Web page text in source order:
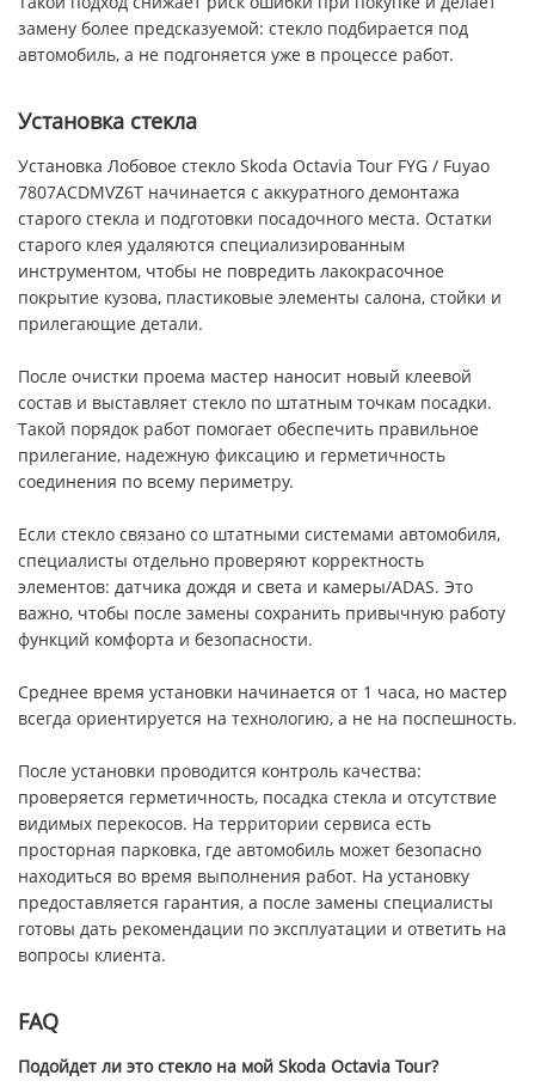
замену более предсказуемой: стекло подбирается под
автомобиль, а не подгоняется уже в процессе работ.
Установка стекла
Установка Лобовое стекло Skoda Octavia Tour FYG / Fuyao
7807ACDMVZ6T начинается с аккуратного демонтажа
старого стекла и подготовки посадочного места. Остатки
старого клея удаляются специализированным
инструментом, чтобы не повредить лакокрасочное
покрытие кузова, пластиковые элементы салона, стойки и
прилегающие детали.
После очистки проема мастер наносит новый клеевой
состав и выставляет стекло по штатным точкам посадки.
Такой порядок работ помогает обеспечить правильное
прилегание, надежную фиксацию и герметичность
соединения по всему периметру.
Если стекло связано со штатными системами автомобиля,
специалисты отдельно проверяют корректность
элементов: датчика дождя и света и камеры/ADAS. Это
важно, чтобы после замены сохранить привычную работу
функций комфорта и безопасности.
Среднее время установки начинается от 1 часа, но мастер
всегда ориентируется на технологию, а не на поспешность.
После установки проводится контроль качества:
проверяется герметичность, посадка стекла и отсутствие
видимых перекосов. На территории сервиса есть
просторная парковка, где автомобиль может безопасно
находиться во время выполнения работ. На установку
предоставляется гарантия, а после замены специалисты
готовы дать рекомендации по эксплуатации и ответить на
вопросы клиента.
FAQ
Подойдет ли это стекло на мой Skoda Octavia Tour?